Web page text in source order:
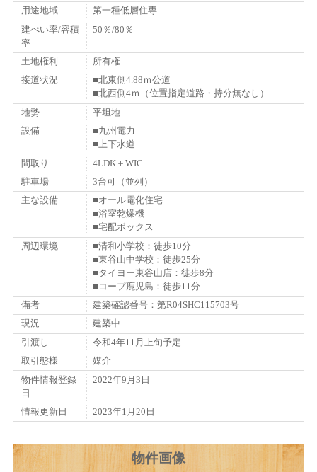
用途地域
第一種低層住専
建ぺい率/容積
率
50％/80％
土地権利
所有権
接道状況
■北東側4.88ｍ公道
■北西側4ｍ（位置指定道路・持分無なし）
地勢
平坦地
設備
■九州電力
■上下水道
間取り
4LDK＋WIC
駐車場
3台可（並列）
主な設備
■オール電化住宅
■浴室乾燥機
■宅配ボックス
周辺環境
■清和小学校：徒歩10分
■東谷山中学校：徒歩25分
■タイヨー東谷山店：徒歩8分
■コープ鹿児島：徒歩11分
備考
建築確認番号：第R04SHC115703号
現況
建築中
引渡し
令和4年11月上旬予定
取引態様
媒介
物件情報登録
日
2022年9月3日
情報更新日 2023年1月20日
物件画像